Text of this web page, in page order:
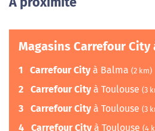
Magasins Carrefour
1 Carrefour Cityà Balma (2 km)
2 Carrefour Cityà Toulouse (3
3 Carrefour Cityà Toulouse (3
4 Carrefour Cityà Toulouse (4